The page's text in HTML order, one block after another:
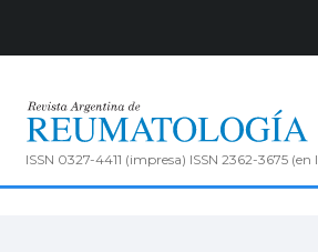
ISSN 0327-4411 (impresa) ISSN 2362-3675 (en